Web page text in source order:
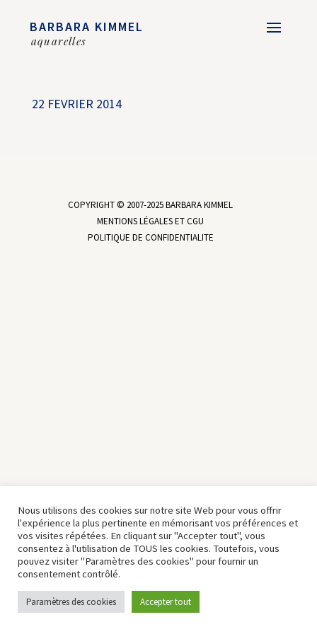
BARBARA KIMMEL
aquarelles
22 FEVRIER 2014
COPYRIGHT © 2007-2025 BARBARA KIMMEL
MENTIONS LÉGALES ET CGU
POLITIQUE DE CONFIDENTIALITE
Nous utilisons des cookies sur notre site Web pour vous offrir
l'expérience la plus pertinente en mémorisant vos préférences et
vos visites répétées. En cliquant sur "Accepter tout", vous
consentez à l'utilisation de TOUS les cookies. Toutefois, vous
pouvez visiter "Paramètres des cookies" pour fournir un
consentement contrôlé.
Paramètres des cookies Accepter tout